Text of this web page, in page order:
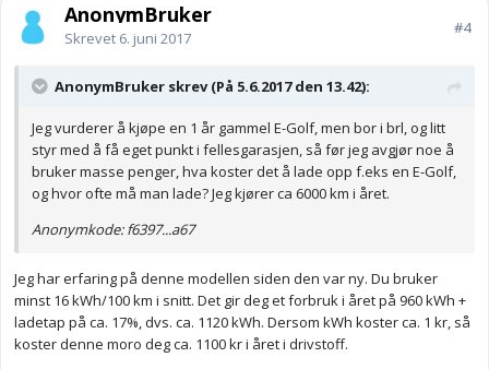
AnonymBruker
Skrevet 6. juni 2017
#4
AnonymBruker skrev (På 5.6.2017 den 13.42):
Jeg vurderer å kjøpe en 1 år gammel E-Golf, men bor i brl, og litt
styr med å få eget punkt i fellesgarasjen, så før jeg avgjør noe å
bruker masse penger, hva koster det å lade opp f.eks en E-Golf,
og hvor ofte må man lade? Jeg kjører ca 6000 km i året.
Anonymkode: f6397...a67
Jeg har erfaring på denne modellen siden den var ny. Du bruker
minst 16 kWh/100 km i snitt. Det gir deg et forbruk i året på 960 kWh +
ladetap på ca. 17%, dvs. ca. 1120 kWh. Dersom kWh koster ca. 1 kr, så
koster denne moro deg ca. 1100 kr i året i drivstoff.